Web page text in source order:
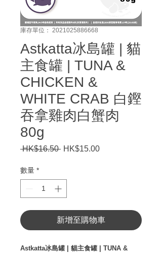
庫存單位： 2021025886668
Astkatta冰島罐 | 貓
主食罐 | TUNA &
CHICKEN &
WHITE CRAB 白鏗
吞拿雞肉白蟹肉
80g
HK$16.50 一
格
HK$15.00促
數量 *
新增至購物車
Astkatta冰島罐 | 貓主食罐 | TUNA &